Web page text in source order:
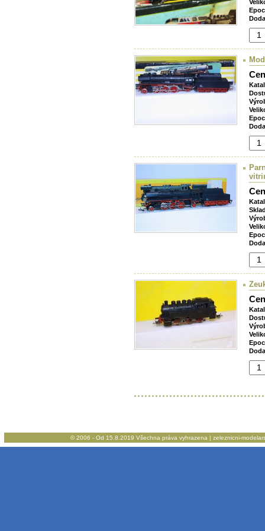
© 2006 - Od 15.8.2019 Všechna práva vyhrazena | zeleznicni-